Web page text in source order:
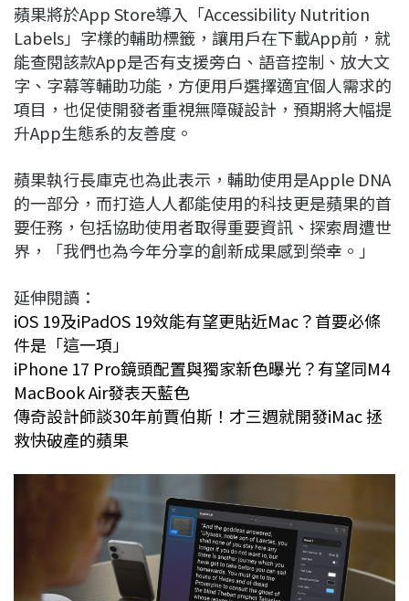
蘋果將於App Store導入「Accessibility Nutrition
Labels」字樣的輔助標籤，讓用戶在下載App前，就
能查閱該款App是否有支援旁白、語音控制、放大文
字、字幕等輔助功能，方便用戶選擇適宜個人需求的
項目，也促使開發者重視無障礙設計，預期將大幅提
升App生態系的友善度。
蘋果執行長庫克也為此表示，輔助使用是Apple DNA
的一部分，而打造人人都能使用的科技更是蘋果的首
要任務，包括協助使用者取得重要資訊、探索周遭世
界，「我們也為今年分享的創新成果感到榮幸。」
延伸閱讀：
iOS 19及iPadOS 19效能有望更貼近Mac？首要必條
件是「這一項」
iPhone 17 Pro鏡頭配置與獨家新色曝光？有望同M4
MacBook Air發表天藍色
傳奇設計師談30年前賈伯斯！才三週就開發iMac 拯
救快破產的蘋果